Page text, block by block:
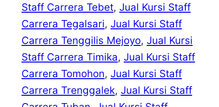
Staff Carrera Tebet, Jual Kursi Staff
Carrera Tegalsari, Jual Kursi Staff
Carrera Tenggilis Mejoyo, Jual Kursi
Staff Carrera Timika, Jual Kursi Staff
Carrera Tomohon, Jual Kursi Staff
Carrera Trenggalek, Jual Kursi Staff